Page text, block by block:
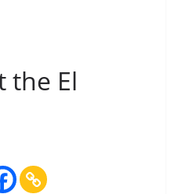
the El